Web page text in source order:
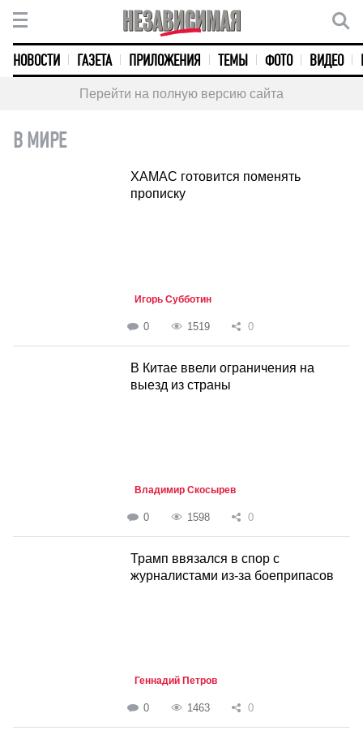
НОВОСТИ ГАЗЕТА ПРИЛОЖЕНИЯ ТЕМЫ ФОТО ВИДЕО
Перейти на полную версию сайта
В МИРЕ
ХАМАС готовится поменять
прописку
Игорь Субботин
0 1519 0
В Китае ввели ограничения на
выезд из страны
Владимир Скосырев
0 1598 0
Трамп ввязался в спор с
журналистами из-за боеприпасов
Геннадий Петров
0 1463 0